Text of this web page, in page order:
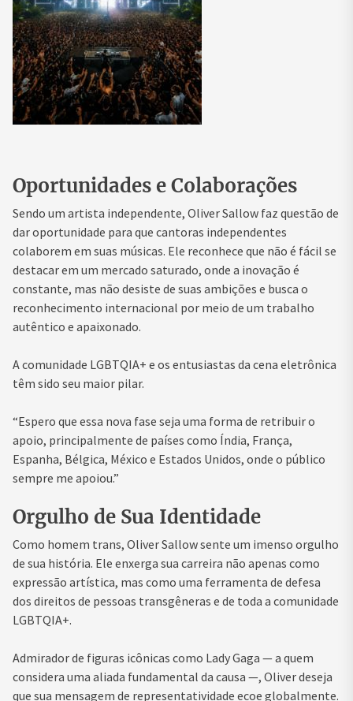
Oportunidades e Colaborações
Sendo um artista independente, Oliver Sallow faz questão de
dar oportunidade para que cantoras independentes
colaborem em suas músicas. Ele reconhece que não é fácil se
destacar em um mercado saturado, onde a inovação é
constante, mas não desiste de suas ambições e busca o
reconhecimento internacional por meio de um trabalho
autêntico e apaixonado.
A comunidade LGBTQIA+ e os entusiastas da cena eletrônica
têm sido seu maior pilar.
“Espero que essa nova fase seja uma forma de retribuir o
apoio, principalmente de países como Índia, França,
Espanha, Bélgica, México e Estados Unidos, onde o público
sempre me apoiou.”
Orgulho de Sua Identidade
Como homem trans, Oliver Sallow sente um imenso orgulho
de sua história. Ele enxerga sua carreira não apenas como
expressão artística, mas como uma ferramenta de defesa
dos direitos de pessoas transgêneras e de toda a comunidade
LGBTQIA+.
Admirador de figuras icônicas como Lady Gaga — a quem
considera uma aliada fundamental da causa —, Oliver deseja
que sua mensagem de representatividade ecoe globalmente.